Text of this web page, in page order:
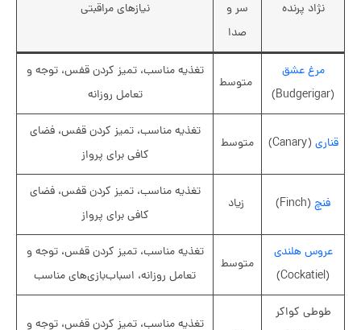
نژاد پرنده
سر و
صدا
نیازهای مراقبتی
مرغ عشق
(Budgerigar)
متوسط
تغذیه مناسب، تمیز کردن قفس، توجه و
تعامل روزانه
قناری (Canary) متوسط
تغذیه مناسب، تمیز کردن قفس، فضای
کافی برای پرواز
فنچ (Finch) زیاد
تغذیه مناسب، تمیز کردن قفس، فضای
کافی برای پرواز
عروس هلندی
(Cockatiel)
متوسط
تغذیه مناسب، تمیز کردن قفس، توجه و
تعامل روزانه، اسباب‌بازی‌های مناسب
طوطی کواکر
تغذیه مناسب، تمیز کردن قفس، توجه و